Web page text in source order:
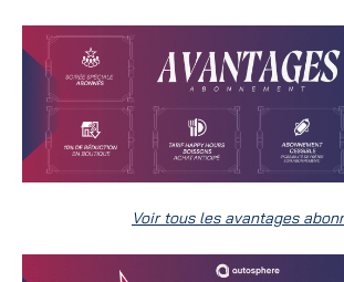
Voir tous les avantages